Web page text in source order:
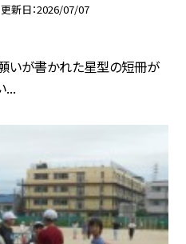
更新日 2026/07/07
いが書かれた星型の短冊が
...